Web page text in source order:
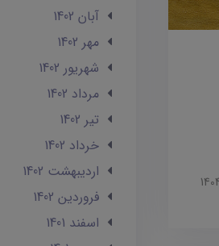
آبان 1402
مهر 1402
شهریور 1402
مرداد 1402
تير 1402
خرداد 1402
ارديبهشت 1402
فروردین 1402
اسفند 1401